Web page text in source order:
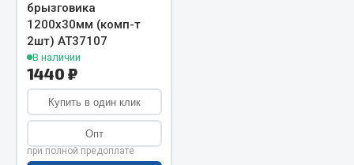
Выключатели и переключатели клавишные
Выключатели кнопочные
Выключатель массы
Изолента
Показать ещё
брызговика
1200х30мм (комп-т
2шт) АТ37107
В наличии
1440 ₽
Купить в один клик
Опт
при полной предоплате